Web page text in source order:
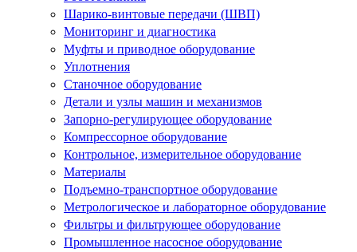
Шарико-винтовые передачи (ШВП)
Мониторинг и диагностика
Муфты и приводное оборудование
Уплотнения
Станочное оборудование
Детали и узлы машин и механизмов
Запорно-регулирующее оборудование
Компрессорное оборудование
Контрольное, измерительное оборудование
Материалы
Подъемно-транспортное оборудование
Метрологическое и лабораторное оборудование
Фильтры и фильтрующее оборудование
Промышленное насосное оборудование